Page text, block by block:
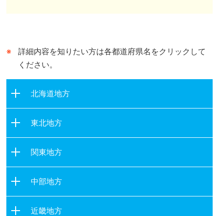
詳細内容を知りたい方は各都道府県名をクリックして
ください。
北海道地方
東北地方
宮城県
秋田県
山形県
関東地方
群馬県
中部地方
近畿地方